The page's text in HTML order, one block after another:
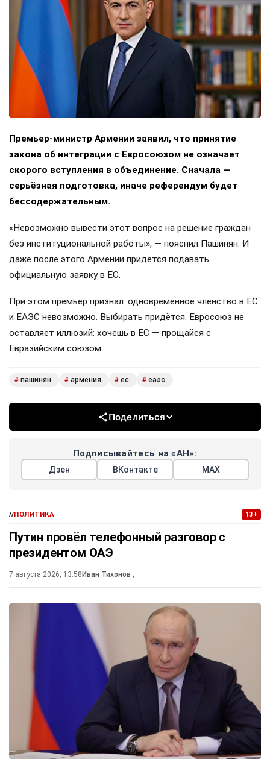
Премьер-министр Армении заявил, что принятие
закона об интеграции с Евросоюзом не означает
скорого вступления в объединение. Сначала —
серьёзная подготовка, иначе референдум будет
бессодержательным.
«Невозможно вывести этот вопрос на решение граждан
без институциональной работы», — пояснил Пашинян. И
даже после этого Армении придётся подавать
официальную заявку в ЕС.
При этом премьер признал: одновременное членство в ЕС
и ЕАЭС невозможно. Выбирать придётся. Евросоюз не
оставляет иллюзий: хочешь в ЕС — прощайся с
Евразийским союзом.
# пашинян # армения # ес # еаэс
Поделиться
Подписывайтесь на «АН»:
Дзен ВКонтакте МАХ
//ПОЛИТИКА 13+
Путин провёл телефонный разговор с
президентом ОАЭ
7 августа 2026, 13:58 Иван Тихонов ,